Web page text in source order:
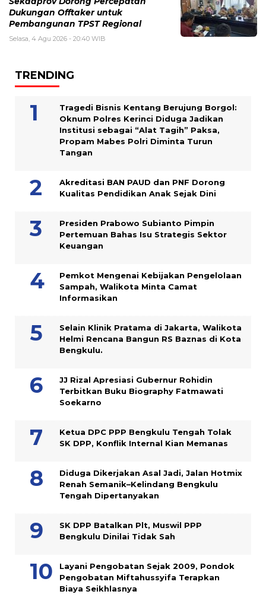
Dukungan Offtaker untuk
Pembangunan TPST Regional
Selasa, 4 Agu 2026 - 20:40 WIB
TRENDING
Tragedi Bisnis Kentang Berujung Borgol:
Oknum Polres Kerinci Diduga Jadikan
Institusi sebagai “Alat Tagih” Paksa,
Propam Mabes Polri Diminta Turun
Tangan
Akreditasi BAN PAUD dan PNF Dorong
Kualitas Pendidikan Anak Sejak Dini
Presiden Prabowo Subianto Pimpin
Pertemuan Bahas Isu Strategis Sektor
Keuangan
Pemkot Mengenai Kebijakan Pengelolaan
Sampah, Walikota Minta Camat
Informasikan
Selain Klinik Pratama di Jakarta, Walikota
Helmi Rencana Bangun RS Baznas di Kota
Bengkulu.
JJ Rizal Apresiasi Gubernur Rohidin
Terbitkan Buku Biography Fatmawati
Soekarno
Ketua DPC PPP Bengkulu Tengah Tolak
SK DPP, Konflik Internal Kian Memanas
Diduga Dikerjakan Asal Jadi, Jalan Hotmix
Renah Semanik–Kelindang Bengkulu
Tengah Dipertanyakan
SK DPP Batalkan Plt, Muswil PPP
Bengkulu Dinilai Tidak Sah
Layani Pengobatan Sejak 2009, Pondok
Pengobatan Miftahussyifa Terapkan
Biaya Seikhlasnya